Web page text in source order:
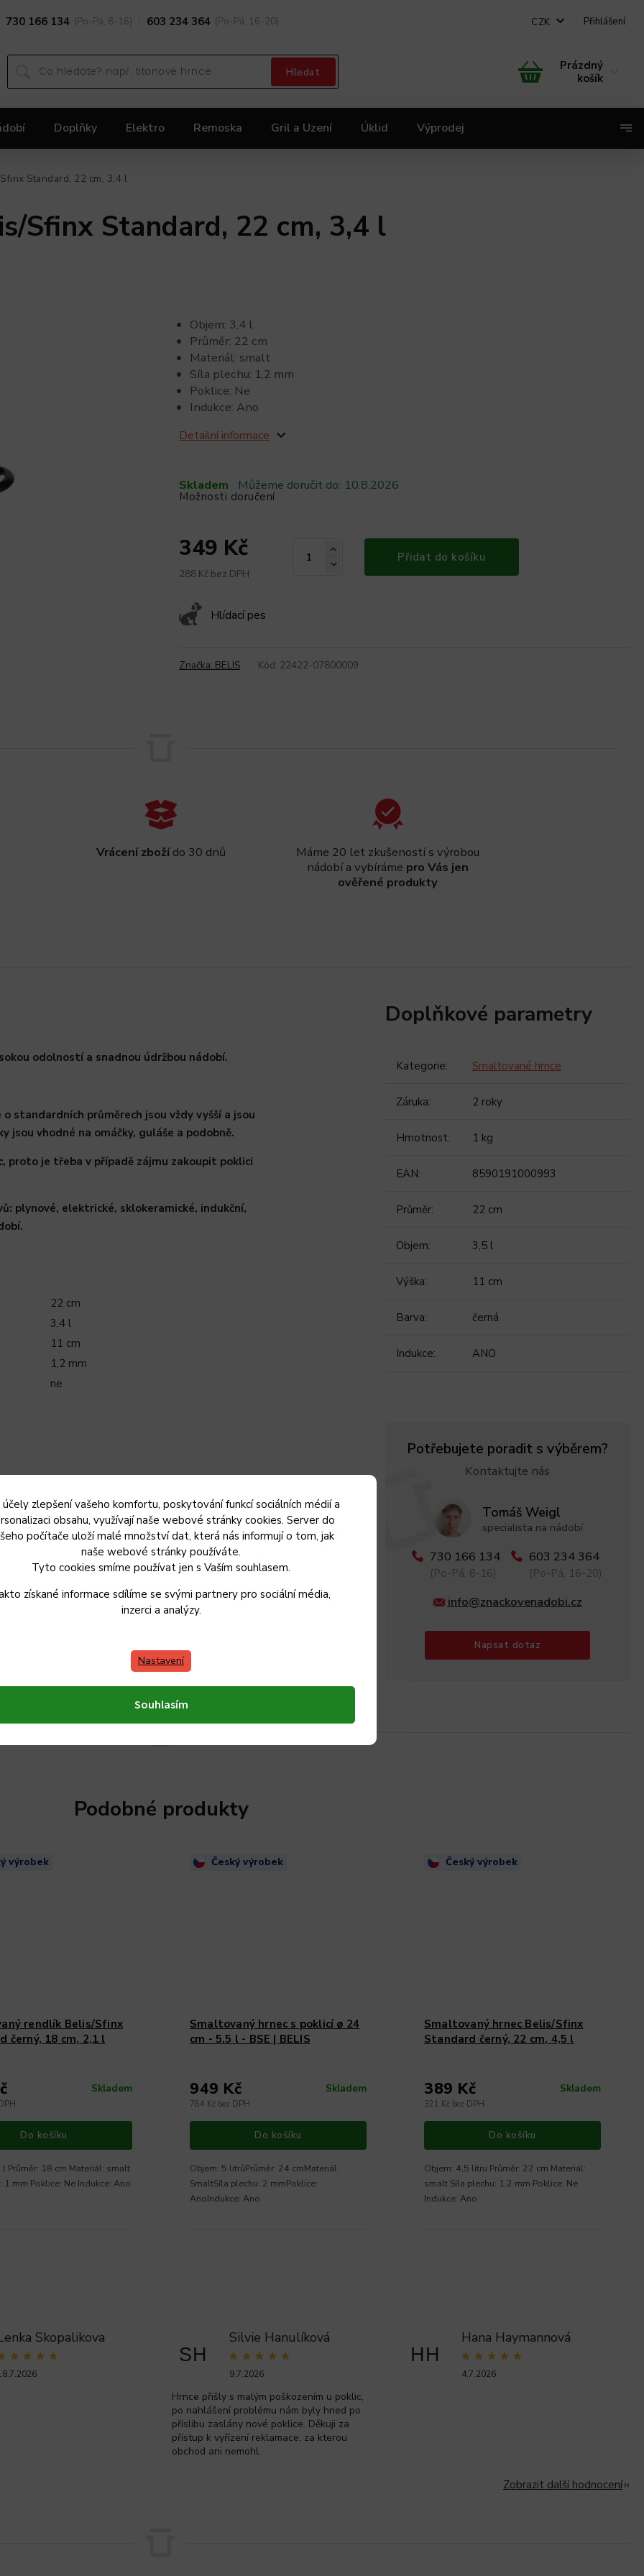
účely zlepšení vašeho komfortu, poskytování funkcí sociálních médií a
obsahu, využívají naše webové stránky cookies. Server do
počítače uloží malé množství dat, která nás informují o tom, jak
naše webové stránky používáte.
Tyto cookies smíme používat jen s Vaším souhlasem.
získané informace sdílíme se svými partnery pro sociální média,
inzerci a analýzy.
Nastavení
Souhlasím
730 166 134 (Po-Pá, 8-16) 603 234 364 (Po-Pá, 16-20) CZK Přihlášení
Hledat
Prázdný
košík
Doplňky Elektro Remoska Gril a Uzení Úklid Výprodej
Standard, 22 cm, 3,4 l
Sfinx Standard, 22 cm, 3,4 l
Skladem Můžeme doručit do: 10.8.2026
Možnosti doručení
349 Kč
288 Kč bez DPH
Přidat do košíku
Hlídací pes
Objem: 3,4 l
Průměr: 22 cm
Materiál: smalt
Síla plechu: 1,2 mm
Poklice: Ne
Indukce: Ano
Detailní informace
Značka: BELIS Kód: 22422-07800009
Vrácení zbožído 30 dnů
Máme 20 let zkušeností s výrobou
nádobí a vybíráme pro Vás jen
ověřené produkty
odolností a snadnou údržbou nádobí.
standardních průměrech jsou vždy vyšší a jsou
jsou vhodné na omáčky, guláše a podobně.
proto je třeba v případě zájmu zakoupit poklici
plynové, elektrické, sklokeramické, indukční,
22 cm
3,4 l
11 cm
1,2 mm
ne
Doplňkové parametry
Kategorie: Smaltované hrnce
Záruka: 2 roky
Hmotnost: 1 kg
EAN: 8590191000993
Průměr: 22 cm
Objem: 3,5 l
Výška: 11 cm
Barva: černá
Indukce: ANO
Potřebujete poradit s výběrem?
Kontaktujte nás
Tomáš Weigl
specialista na nádobí
730 166 134
(Po-Pá, 8-16)
603 234 364
(Po-Pá, 16-20)
info@znackovenadobi.cz
Napsat dotaz
Podobné produkty
výrobek
rendlík Belis/Sfinx
černý, 18 cm, 2,1 l
Skladem
Do košíku
l Průměr: 18 cm Materiál: smalt
1 mm Poklice: Ne Indukce: Ano
Český výrobek
Smaltovaný hrnec s poklicí ø 24
cm - 5.5 l - BSE | BELIS
Skladem
784 Kč bez DPH
949 Kč
Do košíku
Objem: 5 litrůPrůměr: 24 cmMateriál:
SmaltSíla plechu: 2 mmPoklice:
AnoIndukce: Ano
Český výrobek
Smaltovaný hrnec Belis/Sfinx
Standard černý, 22 cm, 4,5 l
Skladem
321 Kč bez DPH
389 Kč
Do košíku
Objem: 4,5 litru Průměr: 22 cm Materiál:
smalt Síla plechu: 1,2 mm Poklice: Ne
Indukce: Ano
Skopalikova
SH
Silvie Hanulíková
9.7.2026
Hrnce přišly s malým poškozením u poklic,
po nahlášení problému nám byly hned po
příslibu zaslány nové poklice. Děkuji za
přístup k vyřízení reklamace, za kterou
obchod ani nemohl.
HH
Hana Haymannová
4.7.2026
Zobrazit další hodnocení